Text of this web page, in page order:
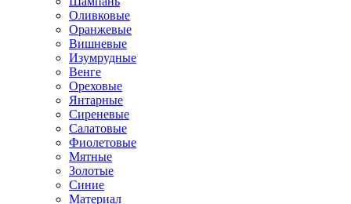
Оливковые
Оранжевые
Вишневые
Изумрудные
Венге
Ореховые
Янтарные
Сиреневые
Салатовые
Фиолетовые
Мятные
Золотые
Синие
Материал